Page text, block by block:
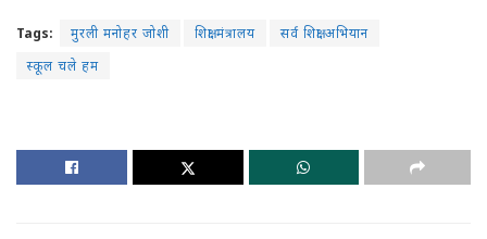
Tags: मुरली मनोहर जोशी शिक्षा मंत्रालय
सर्व शिक्षा अभियान
स्कूल चले हम